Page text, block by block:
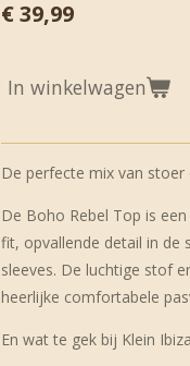
€ 39,99
In winkelwagen
De perfecte mix van stoer
De Boho Rebel Top is
fit, opvallende detail in de
sleeves. De luchtige stof
heerlijke comfortabele
En wat te gek bij Klein